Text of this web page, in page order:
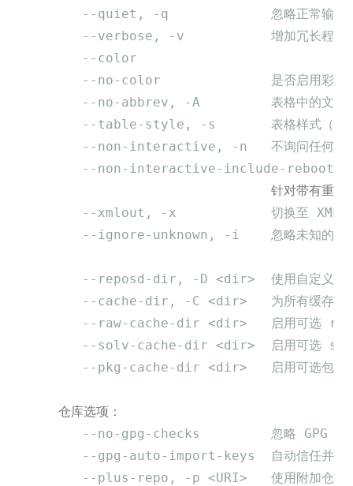
--quiet, -q             忽略正常输出，只
--verbose, -v           增加冗长程度
--color
--no-color              是否启用彩色模
--no-abbrev, -A         表格中的文字不
--table-style, -s       表格样式（整
--non-interactive, -n   不询问任何选项
--non-interactive-include-reboot-
针对带有重启标
--xmlout, -x            切换至 XML
--ignore-unknown, -i    忽略未知的包
--reposd-dir, -D <dir>  使用自定义仓库
--cache-dir, -C <dir>   为所有缓存启用
--raw-cache-dir <dir>   启用可选 raw
--solv-cache-dir <dir>  启用可选 solv
--pkg-cache-dir <dir>   启用可选包缓
     仓库选项：
--no-gpg-checks         忽略 GPG 检查
--gpg-auto-import-keys  自动信任并导入
--plus-repo, -p <URI>   使用附加仓库